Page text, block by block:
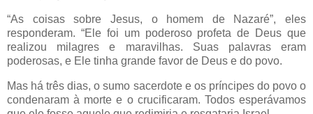
“As coisas sobre Jesus, o homem de Nazaré”, eles
responderam. “Ele foi um poderoso profeta de Deus que
realizou milagres e maravilhas. Suas palavras eram
poderosas, e Ele tinha grande favor de Deus e do povo.
Mas há três dias, o sumo sacerdote e os príncipes do povo o
condenaram à morte e o crucificaram. Todos esperávamos